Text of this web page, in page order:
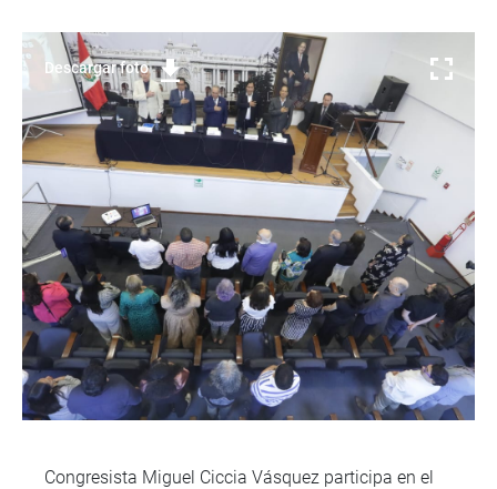
Descargar foto
Congresista Miguel Ciccia Vásquez participa en el